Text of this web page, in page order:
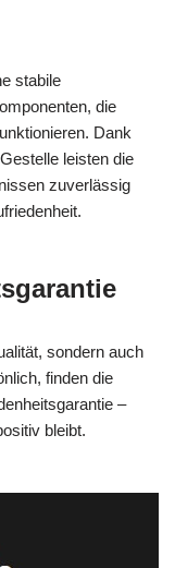
stabile
die
Dank
leisten die
zuverlässig
sondern auch
finden die
–
bleibt.